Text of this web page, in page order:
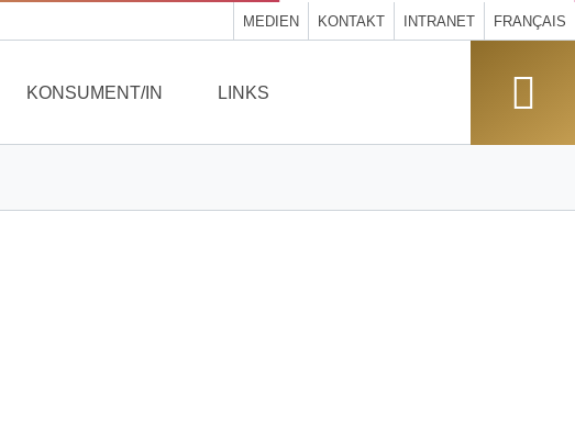
MEDIEN KONTAKT INTRANET FRANÇAIS
KONSUMENT/IN LINKS